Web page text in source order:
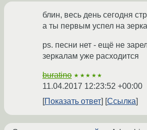
блин, весь день сегодня
а ты первым успел на
ps. песни нет - ещё не
зеркалам уже расходится
buratino ★★★★★
11.04.2017 12:23:52 +00:00
Показать ответ
Ссылка